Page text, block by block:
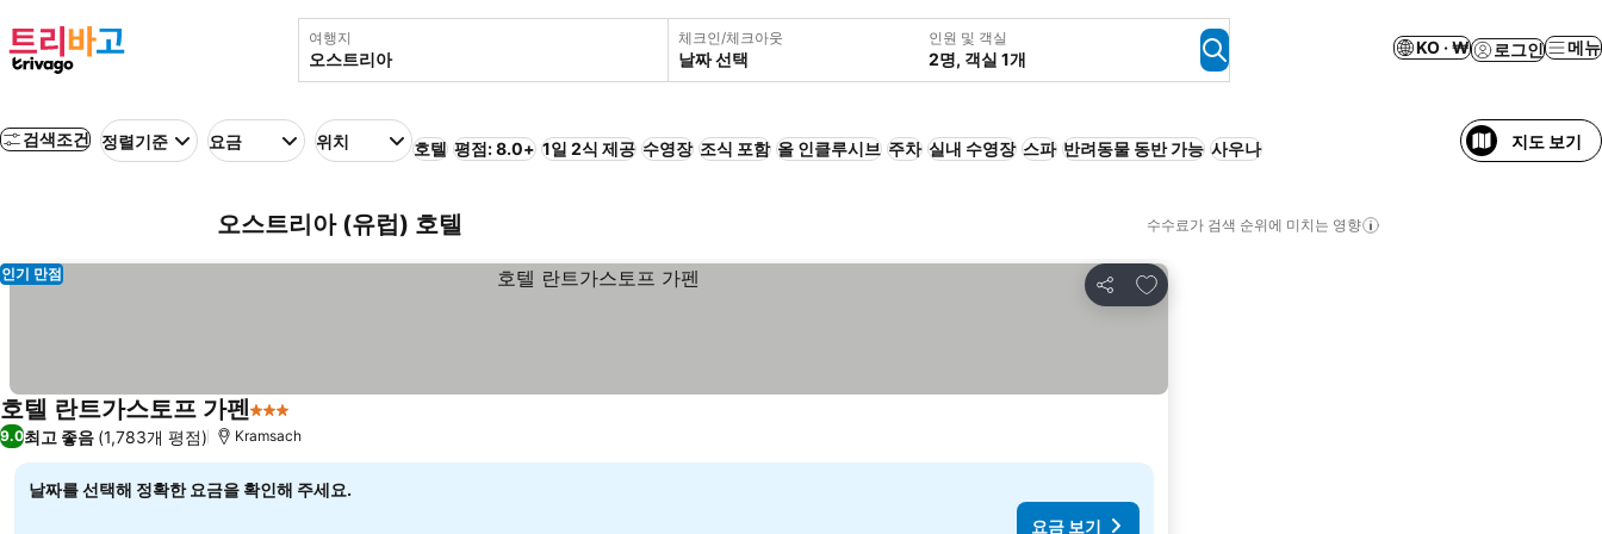
여행지 체크인/체크아웃
날짜 선택
인원 및 객실
2명, 객실 1개
KO · ₩ 로그인 메뉴
검색조건 정렬기준 요금 위치 호텔 평점: 8.0+ 1일 2식 제공 수영장 조식 포함 올 인클루시브 주차 실내 수영장 스파 반려동물 동반 가능 사우나 지도 보기
오스트리아 (유럽) 호텔 수수료가 검색 순위에 미치는 영향
공유
즐겨찾기에 추가
인기 만점
호텔 란트가스토프 가펜3 성급
9.0최고 좋음 (1,783개 평점) Kramsach
날짜를 선택해 정확한 요금을 확인해 주세요.
요금 보기